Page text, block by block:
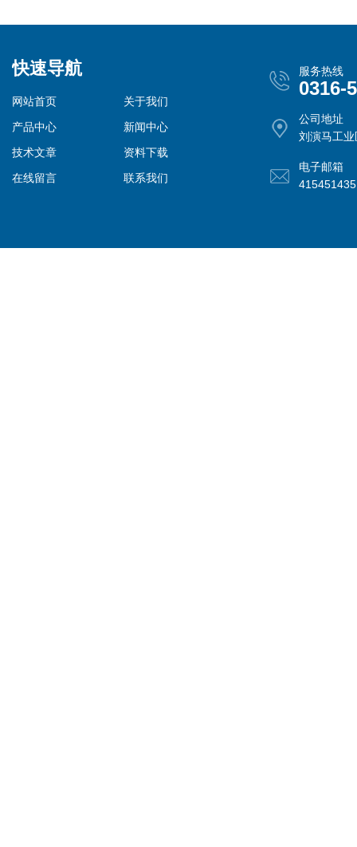
快速导航
网站首页
关于我们
产品中心
新闻中心
技术文章
资料下载
在线留言
联系我们
服务热线
0316-
公司地址
刘演马工业
电子邮箱